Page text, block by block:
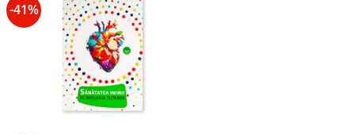
-41%
Add to
wishlist